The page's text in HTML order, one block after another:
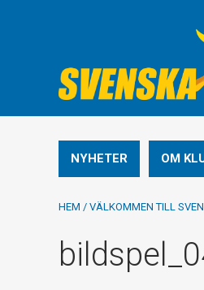
NYHETER OM
HEM / VÄLKOMMEN TILL